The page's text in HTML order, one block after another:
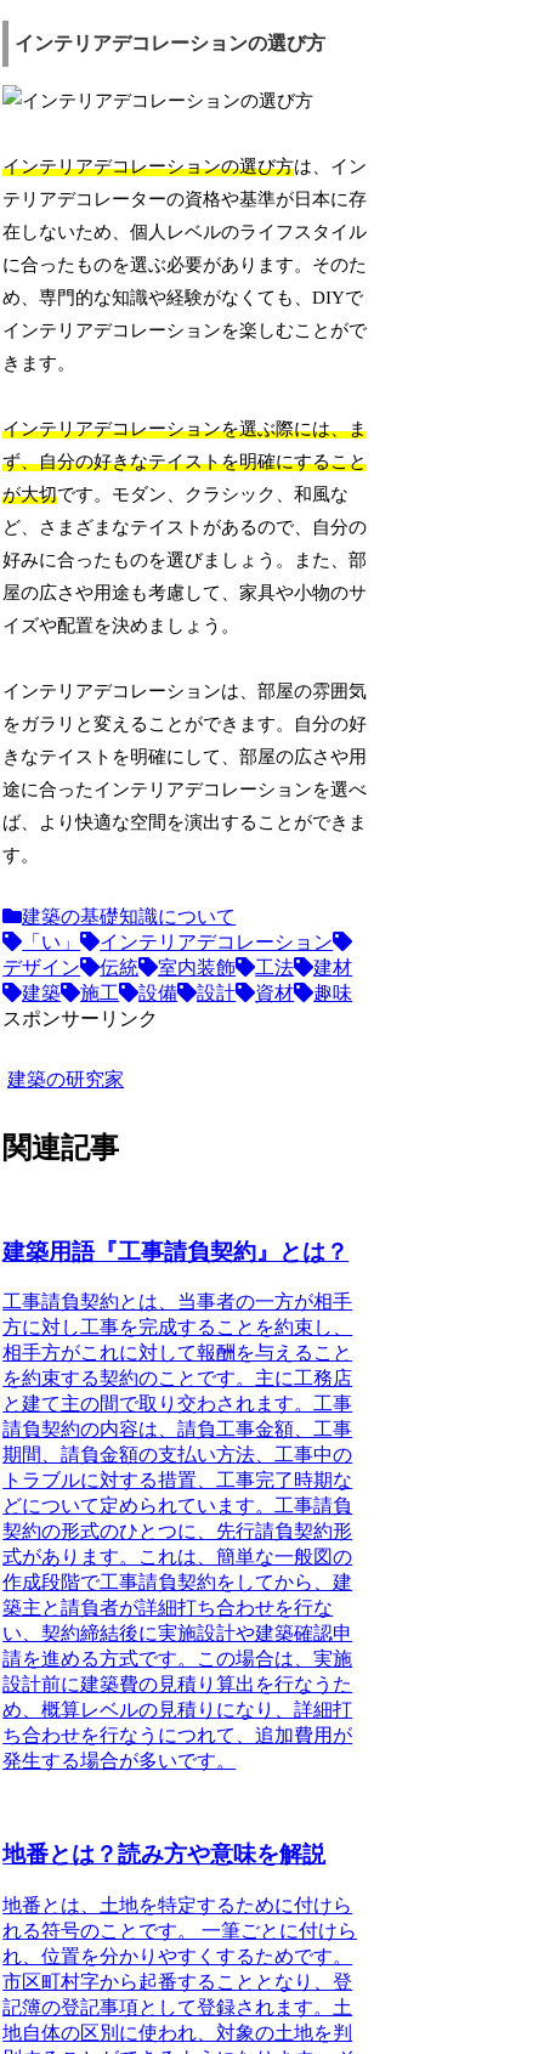
インテリアデコレーションの選び方
インテリアデコレーションの選び方は、イン
テリアデコレーターの資格や基準が日本に存
在しないため、個人レベルのライフスタイル
に合ったものを選ぶ必要があります。そのた
め、専門的な知識や経験がなくても、DIYで
インテリアデコレーションを楽しむことがで
きます。
インテリアデコレーションを選ぶ際には、ま
ず、自分の好きなテイストを明確にすること
が大切です。モダン、クラシック、和風な
ど、さまざまなテイストがあるので、自分の
好みに合ったものを選びましょう。また、部
屋の広さや用途も考慮して、家具や小物のサ
イズや配置を決めましょう。
インテリアデコレーションは、部屋の雰囲気
をガラリと変えることができます。自分の好
きなテイストを明確にして、部屋の広さや用
途に合ったインテリアデコレーションを選べ
ば、より快適な空間を演出することができま
す。
建築の基礎知識について
「い」
インテリアデコレーション
デザイン
伝統 室内装飾 工法
建材
建築
施工 設備 設計 資材
趣味
スポンサーリンク
建築の研究家
関連記事
建築用語『工事請負契約』とは？
工事請負契約とは、当事者の一方が相手
方に対し工事を完成することを約束し、
相手方がこれに対して報酬を与えること
を約束する契約のことです。 主に工務店
と建て主の間で取り交わされます。工事
請負契約の内容は、請負工事金額、工事
期間、請負金額の支払い方法、工事中の
トラブルに対する措置、工事完了時期な
どについて定められています。工事請負
契約の形式のひとつに、先行請負契約形
式があります。これは、簡単な一般図の
作成段階で工事請負契約をしてから、建
築主と請負者が詳細打ち合わせを行な
い、契約締結後に実施設計や建築確認申
請を進める方式です。この場合は、実施
設計前に建築費の見積り算出を行なうた
め、概算レベルの見積りになり、詳細打
ち合わせを行なうにつれて、追加費用が
発生する場合が多いです。
地番とは？読み方や意味を解説
地番とは、土地を特定するために付けら
れる符号のことです。
一筆ごとに付けら
れ、位置を分かりやすくするためです。
市区町村字から起番することとなり、登
記簿の登記事項として登録されます。 土
地自体の区別に使われ、対象の土地を判